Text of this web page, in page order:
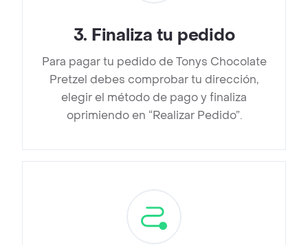
3. Finaliza tu pedido
Para pagar tu pedido de Tonys Chocolate
Pretzel debes comprobar tu dirección,
elegir el método de pago y finaliza
oprimiendo en “Realizar Pedido”.